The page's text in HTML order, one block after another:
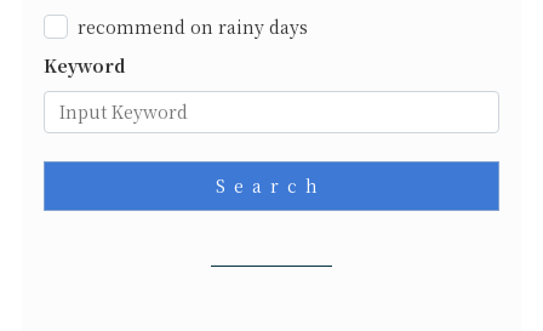
recommend on rainy days
Keyword
Search